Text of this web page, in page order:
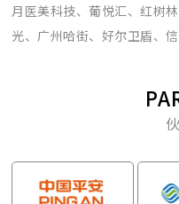
月医美科技、葡悦汇、红树
光、广州哈街、好尔卫盾、